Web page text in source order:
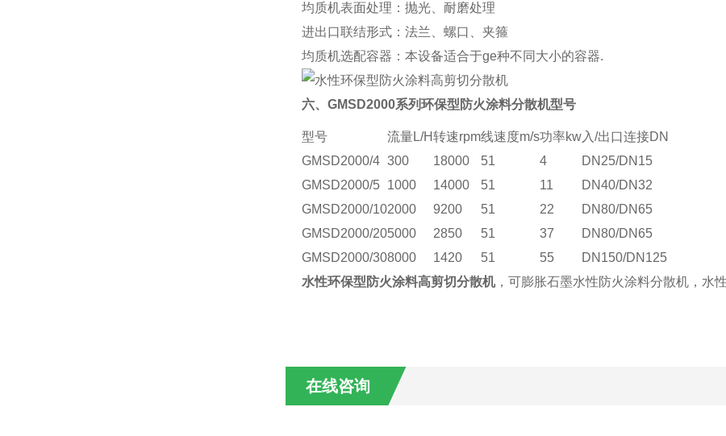
均质机表面处理：抛光、耐磨处理
进出口联结形式：法兰、螺口、夹箍
均质机选配容器：本设备适合于ge种不同大小的容器.
六、GMSD2000系列环保型防火涂料分散机型号
型号 流量L/H转速rpm线速度m/s功率kw入/出口连接DN
GMSD2000/4 300 18000 51 4
DN25/DN15
GMSD2000/5
1000 14000 51 11
DN40/DN32
GMSD2000/102000 9200 51 22
DN80/DN65
GMSD2000/205000 2850 51 37
DN80/DN65
GMSD2000/308000 1420 51 55
DN150/DN125
水性环保型防火涂料高剪切分散机，可膨胀石墨水性防火涂料分散机，水
在线咨询